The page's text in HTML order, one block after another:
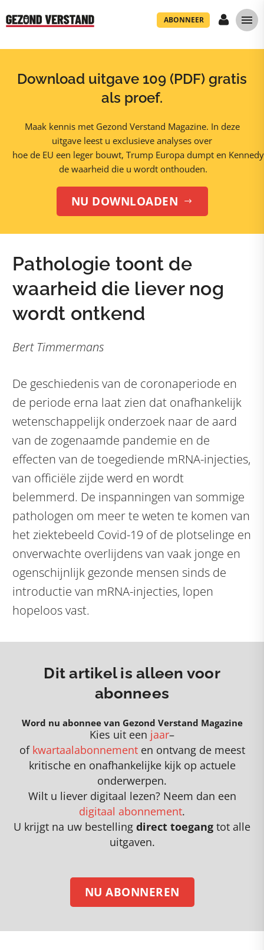
ABONNEER
Download uitgave 109 (PDF) gratis
als proef.
Maak kennis met Gezond Verstand Magazine. In deze
uitgave leest u exclusieve analyses over
hoe de EU een leger bouwt, Trump Europa dumpt en
de waarheid die u wordt onthouden.
NU DOWNLOADEN $
Pathologie toont de
waarheid die liever nog
wordt ontkend
Bert Timmermans
De geschiedenis van de coronaperiode en
de periode erna laat zien dat onafhankelijk
wetenschappelijk onderzoek naar de aard
van de zogenaamde pandemie en de
effecten van de toegediende mRNA-injecties,
van officiële zijde werd en wordt
belemmerd. De inspanningen van sommige
pathologen om meer te weten te komen van
het ziektebeeld Covid-19 of de plotselinge en
onverwachte overlijdens van vaak jonge en
ogenschijnlijk gezonde mensen sinds de
introductie van mRNA-injecties, lopen
hopeloos vast.
Dit artikel is alleen voor
abonnees
Word nu abonnee van Gezond Verstand Magazine
Kies uit een jaar–
of kwartaalabonnementen ontvang de meest
kritische en onafhankelijke kijk op actuele
onderwerpen.
Wilt u liever digitaal lezen? Neem dan een
digitaal abonnement.
U krijgt na uw bestelling direct toegang tot alle
uitgaven.
NU ABONNEREN